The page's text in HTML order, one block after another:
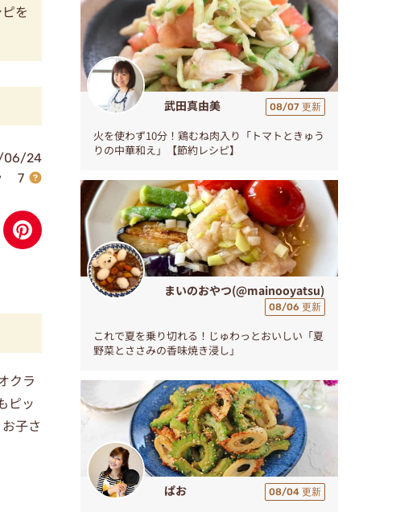
を
06/24
7
クラ
ピッ
子さ
武田真由美 08/07 更新
火を使わず10分！鶏むね肉入り「トマトときゅう
りの中華和え」【節約レシピ】
まいのおやつ(@mainooyatsu)
08/06 更新
これで夏を乗り切れる！じゅわっとおいしい「夏
野菜とささみの香味焼き浸し」
ぱお 08/04 更新